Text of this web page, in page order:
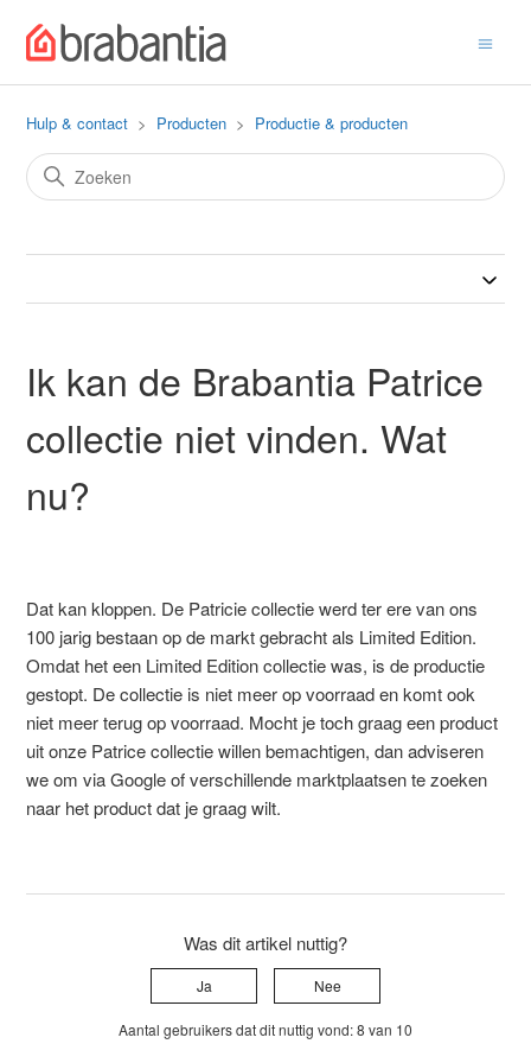
Hulp & contact Producten Productie & producten
Ik kan de Brabantia Patrice
collectie niet vinden. Wat
nu?
Dat kan kloppen. De Patricie collectie werd ter ere van ons
100 jarig bestaan op de markt gebracht als Limited Edition.
Omdat het een Limited Edition collectie was, is de productie
gestopt. De collectie is niet meer op voorraad en komt ook
niet meer terug op voorraad. Mocht je toch graag een product
uit onze Patrice collectie willen bemachtigen, dan adviseren
we om via Google of verschillende marktplaatsen te zoeken
naar het product dat je graag wilt.
Was dit artikel nuttig?
Ja Nee
Aantal gebruikers dat dit nuttig vond: 8 van 10